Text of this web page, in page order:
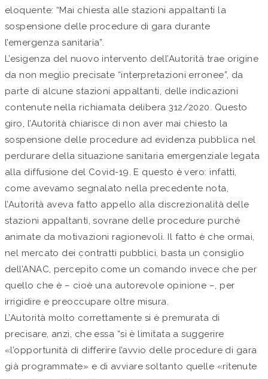
eloquente: “Mai chiesta alle stazioni appaltanti la
sospensione delle procedure di gara durante
l’emergenza sanitaria”.
L’esigenza del nuovo intervento dell’Autorità trae origine
da non meglio precisate “interpretazioni erronee”, da
parte di alcune stazioni appaltanti, delle indicazioni
contenute nella richiamata delibera 312/2020. Questo
giro, l’Autorità chiarisce di non aver mai chiesto la
sospensione delle procedure ad evidenza pubblica nel
perdurare della situazione sanitaria emergenziale legata
alla diffusione del Covid-19. E questo è vero: infatti,
come avevamo segnalato nella precedente nota,
l’Autorità aveva fatto appello alla discrezionalità delle
stazioni appaltanti, sovrane delle procedure purché
animate da motivazioni ragionevoli. Il fatto è che ormai,
nel mercato dei contratti pubblici, basta un consiglio
dell’ANAC, percepito come un comando invece che per
quello che è – cioè una autorevole opinione –, per
irrigidire e preoccupare oltre misura.
L’Autorità molto correttamente si è premurata di
precisare, anzi, che essa “si è limitata a suggerire
«l’opportunità di differire l’avvio delle procedure di gara
già programmate» e di avviare soltanto quelle «ritenute